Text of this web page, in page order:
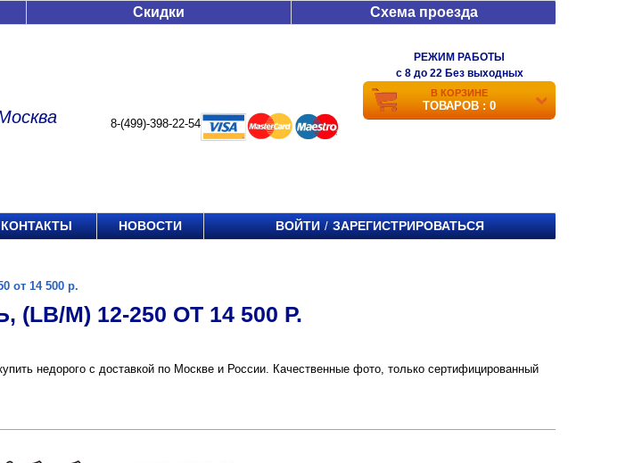
Скидки Схема проезда
8-(499)-398-22-54
РЕЖИМ РАБОТЫ
c 8 до 22 Без выходных
В КОРЗИНЕ
ТОВАРОВ : 0
КОНТАКТЫ НОВОСТИ ВОЙТИ / ЗАРЕГИСТРИРОВАТЬСЯ
от 14 500 р.
M) 12-250 ОТ 14 500 Р.
недорого с доставкой по Москве и России. Качественные фото, только сертифицированный